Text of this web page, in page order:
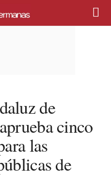
de
cinco
las
de